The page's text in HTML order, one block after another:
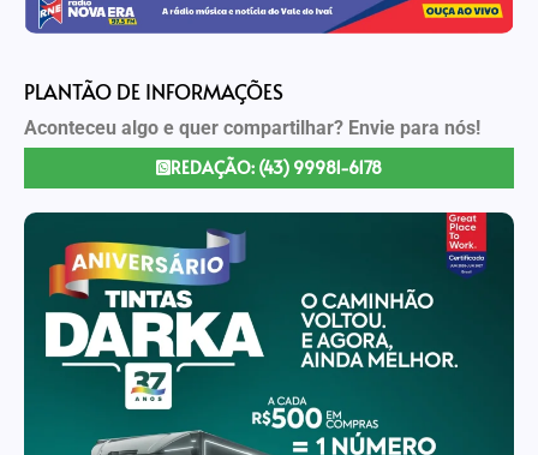
PLANTÃO DE INFORMAÇÕES
Aconteceu algo e quer compartilhar? Envie para nós!
REDAÇÃO: (43) 99981-6178